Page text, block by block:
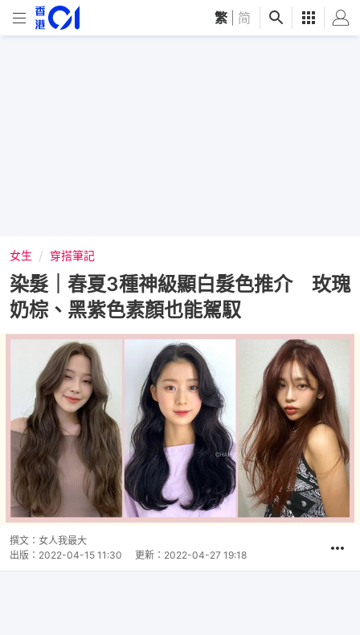
繁 简
女生 穿搭筆記
染髮｜春夏3種神級顯白髮色推介 玫瑰
奶棕、黑紫色素顏也能駕馭
撰文： 女人我最大
出版： 2022-04-15 11:30 更新： 2022-04-27 19:18